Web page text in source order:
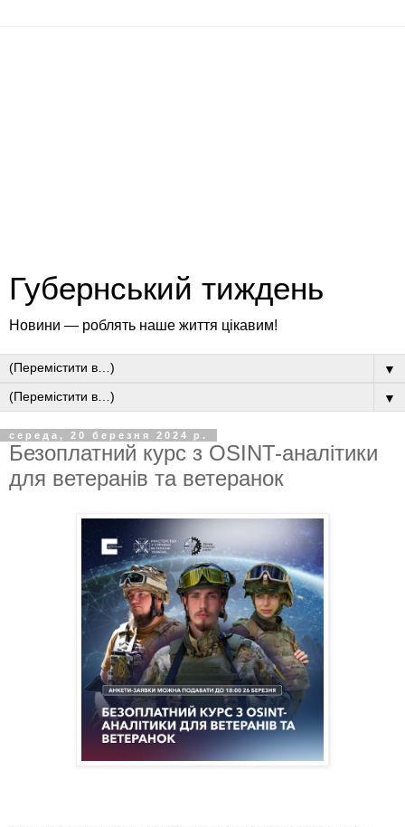
Губернський тиждень
Новини — роблять наше життя цікавим!
▼
▼
середа, 20 березня 2024 р.
Безоплатний курс з OSINT-аналітики
для ветеранів та ветеранок